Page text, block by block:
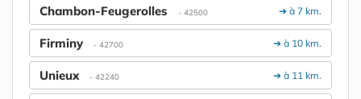
➔ à 7 km.
Chambon-Feugerolles - 42500
➔ à 10 km.
Firminy - 42700
➔ à 11 km.
Unieux - 42240